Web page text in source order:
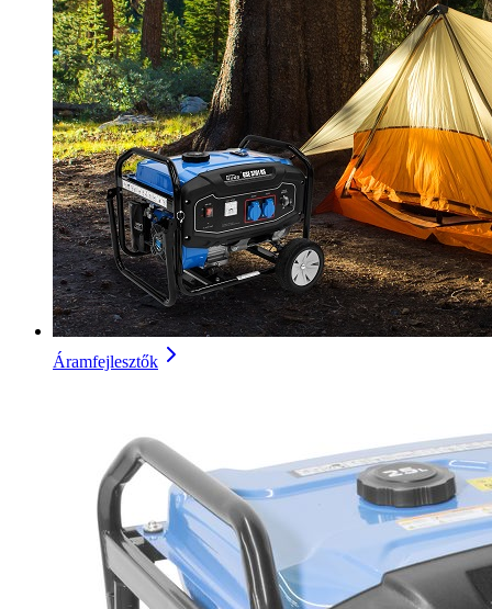
Áramfejlesztők